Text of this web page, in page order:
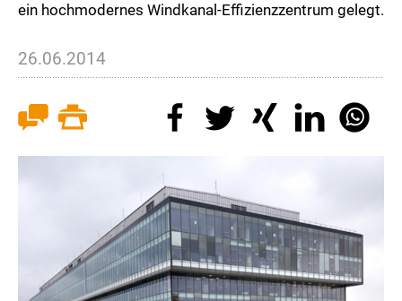
ein hochmodernes Windkanal-Effizienzzentrum gelegt.
26.06.2014